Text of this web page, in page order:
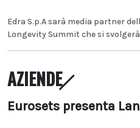
Edra S.p.A sarà media partner
Longevity Summit che si svolgerà
AZIENDE
Eurosets presenta